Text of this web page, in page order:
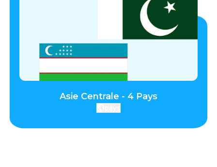
Asie Centrale - 4 Pays